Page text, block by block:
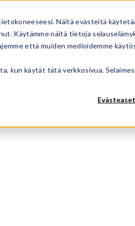
Näitä evästeitä
Käytämme näitä tietoja
että muiden medioidemme
kun käytät tätä verkkosivua.
AJANKOHTAISTA ME
Minttu-suklaakakkujäätelö